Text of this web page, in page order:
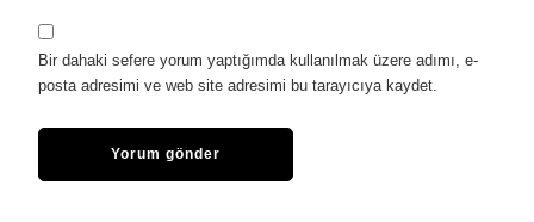
Bir dahaki sefere yorum yaptığımda kullanılmak üzere adımı, e-
posta adresimi ve web site adresimi bu tarayıcıya kaydet.